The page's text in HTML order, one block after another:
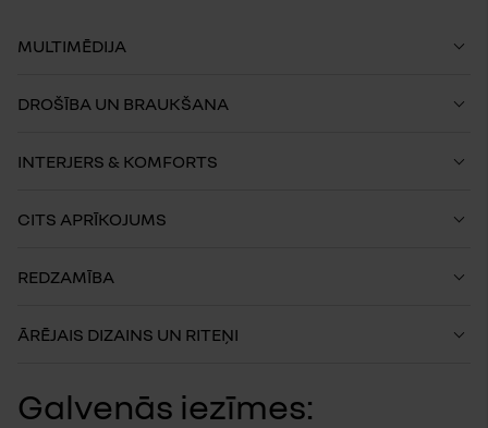
MULTIMĒDIJA
DROŠĪBA UN BRAUKŠANA
INTERJERS & KOMFORTS
CITS APRĪKOJUMS
REDZAMĪBA
ĀRĒJAIS DIZAINS UN RITEŅI
Galvenās iezīmes: